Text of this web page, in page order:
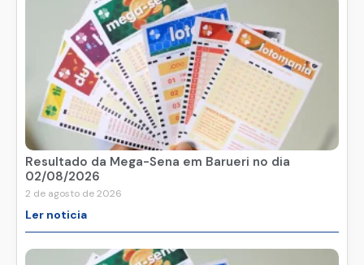
Resultado da Mega-Sena em Barueri no dia
02/08/2026
2 de agosto de 2026
Ler noticia